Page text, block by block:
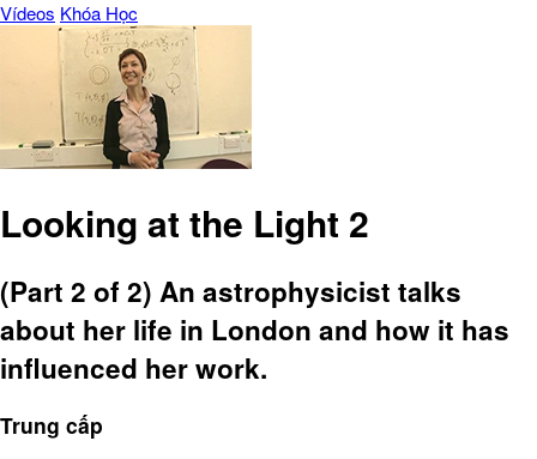
Vídeos Khóa Học
Looking at the Light 2
(Part 2 of 2) An astrophysicist talks
about her life in London and how it has
influenced her work.
Trung cấp